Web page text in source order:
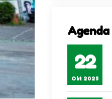
Agenda
22
Okt 2025